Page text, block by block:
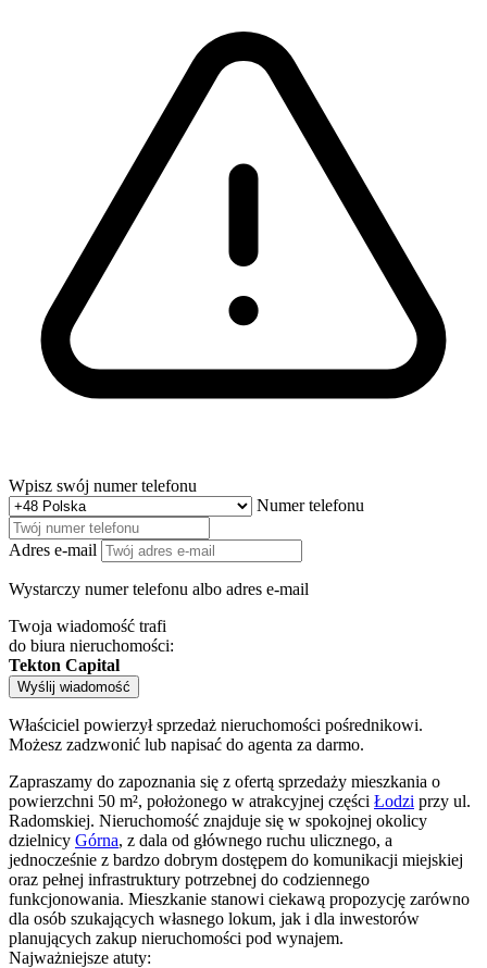
Wpisz swój numer telefonu
Numer telefonu
Adres e-mail
Wystarczy numer telefonu albo adres e-mail
Twoja wiadomość trafi
do biura nieruchomości:
Tekton Capital
Wyślij wiadomość
Właściciel powierzył sprzedaż nieruchomości pośrednikowi.
Możesz zadzwonić lub napisać do agenta za darmo.
Zapraszamy do zapoznania się z ofertą sprzedaży mieszkania o
powierzchni 50 m², położonego w atrakcyjnej części Łodzi przy ul.
Radomskiej. Nieruchomość znajduje się w spokojnej okolicy
dzielnicy Górna, z dala od głównego ruchu ulicznego, a
jednocześnie z bardzo dobrym dostępem do komunikacji miejskiej
oraz pełnej infrastruktury potrzebnej do codziennego
funkcjonowania. Mieszkanie stanowi ciekawą propozycję zarówno
dla osób szukających własnego lokum, jak i dla inwestorów
planujących zakup nieruchomości pod wynajem.
Najważniejsze atuty: